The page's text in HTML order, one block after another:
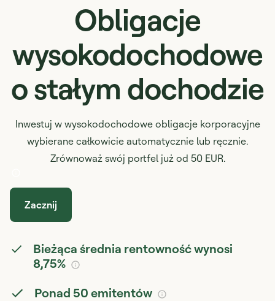
Obligacje
wysokodochodowe
o stałym dochodzie
Inwestuj w wysokodochodowe obligacje korporacyjne
wybierane całkowicie automatycznie lub ręcznie.
Zrównoważ swój portfel już od 50 EUR.
Zacznij
Bieżąca średnia rentowność wynosi
8,75%
Ponad 50 emitentów